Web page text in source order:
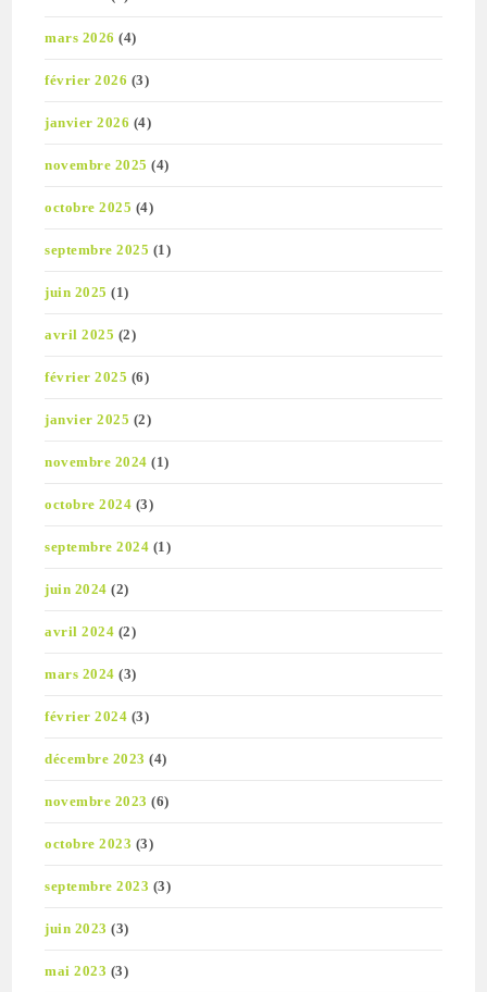
mars 2026 (4)
février 2026 (3)
janvier 2026 (4)
novembre 2025 (4)
octobre 2025 (4)
septembre 2025 (1)
juin 2025 (1)
avril 2025 (2)
février 2025 (6)
janvier 2025 (2)
novembre 2024 (1)
octobre 2024 (3)
septembre 2024 (1)
juin 2024 (2)
avril 2024 (2)
mars 2024 (3)
février 2024 (3)
décembre 2023 (4)
novembre 2023 (6)
octobre 2023 (3)
septembre 2023 (3)
juin 2023 (3)
mai 2023 (3)